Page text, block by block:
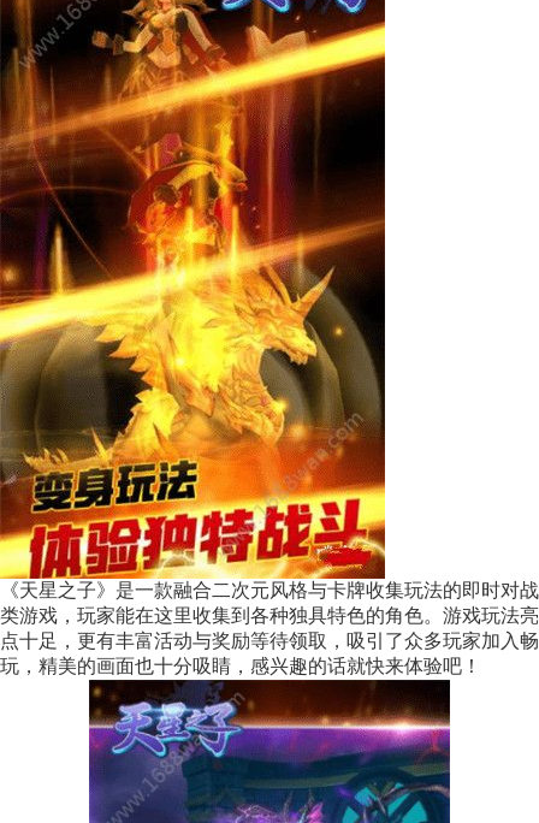
《天星之子》是一款融合二次元风格与卡牌收集玩法的即时对战
类游戏，玩家能在这里收集到各种独具特色的角色。游戏玩法亮
点十足，更有丰富活动与奖励等待领取，吸引了众多玩家加入畅
玩，精美的画面也十分吸睛，感兴趣的话就快来体验吧！